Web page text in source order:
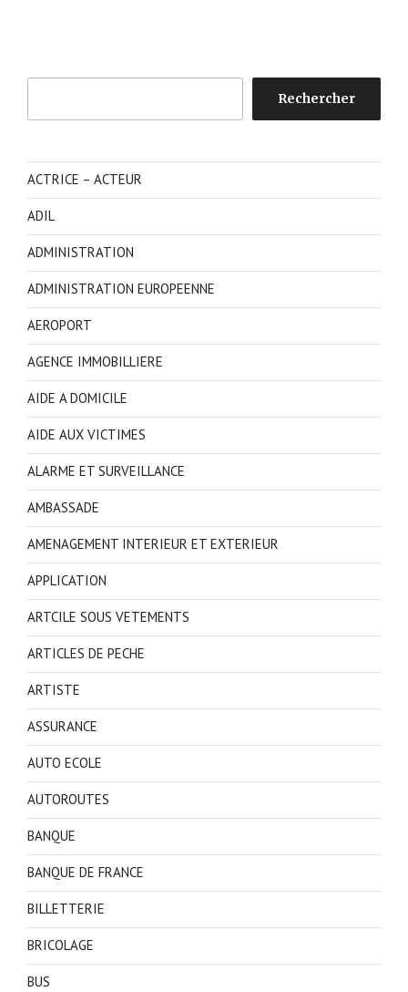
Rechercher
ACTRICE – ACTEUR
ADIL
ADMINISTRATION
ADMINISTRATION EUROPEENNE
AEROPORT
AGENCE IMMOBILLIERE
AIDE A DOMICILE
AIDE AUX VICTIMES
ALARME ET SURVEILLANCE
AMBASSADE
AMENAGEMENT INTERIEUR ET EXTERIEUR
APPLICATION
ARTCILE SOUS VETEMENTS
ARTICLES DE PECHE
ARTISTE
ASSURANCE
AUTO ECOLE
AUTOROUTES
BANQUE
BANQUE DE FRANCE
BILLETTERIE
BRICOLAGE
BUS